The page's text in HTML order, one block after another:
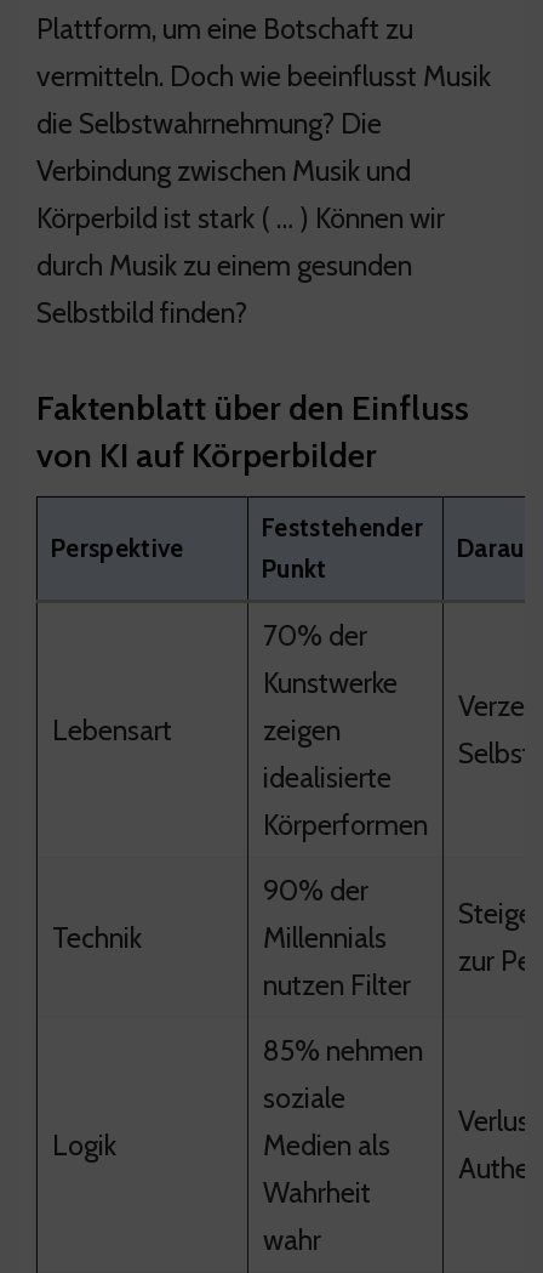
Plattform, um eine Botschaft zu
vermitteln. Doch wie beeinflusst Musik
die Selbstwahrnehmung? Die
Verbindung zwischen Musik und
Körperbild ist stark ( … ) Können wir
durch Musik zu einem gesunden
Selbstbild finden?
Faktenblatt über den Einfluss
von KI auf Körperbilder
Perspektive
Feststehender
Punkt
Lebensart
70% der
Kunstwerke
zeigen
idealisierte
Körperformen
Technik
90% der
Millennials
nutzen Filter
zur
Logik
85% nehmen
soziale
Medien als
Wahrheit
wahr